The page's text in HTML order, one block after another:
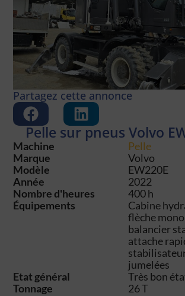
Partagez cette annonce
Pelle sur pneus Volvo
Machine
Pelle
Marque
Volvo
Modèle
EW220E
Année
2022
Nombre d'heures
400 h
Équipements
Cabine
flèche
balancier
attache
jumelées
Etat général
Très bon
Tonnage
26 T